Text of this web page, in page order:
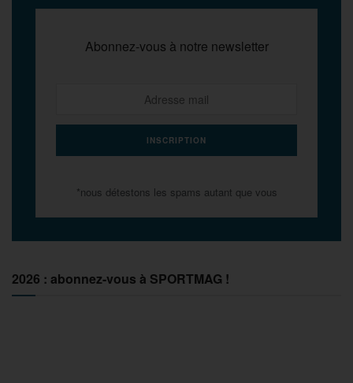
Abonnez-vous à notre newsletter
*nous détestons les spams autant que vous
2026 : abonnez-vous à SPORTMAG !